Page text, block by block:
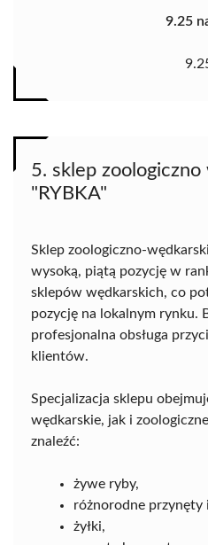
9.25
5. sklep zoologiczno
"RYBKA"
Sklep zoologiczno-wędkarski
wysoką, piątą pozycję w
sklepów wędkarskich, co
pozycję na lokalnym rynku.
profesjonalna obsługa
klientów.
Specjalizacja sklepu
wędkarskie, jak i
znaleźć:
żywe ryby,
różnorodne przynęty
żyłki,